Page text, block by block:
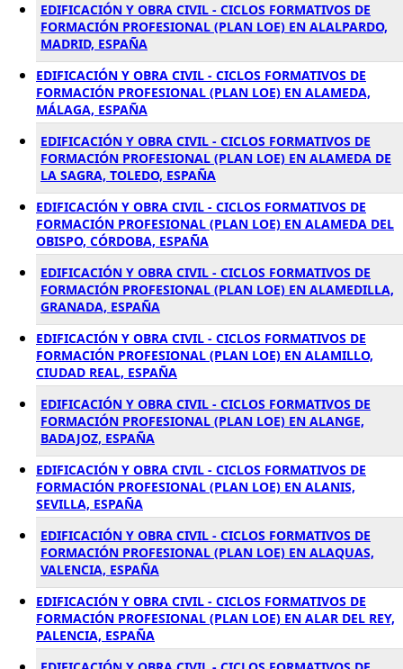
EDIFICACIÓN Y OBRA CIVIL - CICLOS FORMATIVOS DE
FORMACIÓN PROFESIONAL (PLAN LOE) EN ALALPARDO,
MADRID, ESPAÑA
EDIFICACIÓN Y OBRA CIVIL - CICLOS FORMATIVOS DE
FORMACIÓN PROFESIONAL (PLAN LOE) EN ALAMEDA,
MÁLAGA, ESPAÑA
EDIFICACIÓN Y OBRA CIVIL - CICLOS FORMATIVOS DE
FORMACIÓN PROFESIONAL (PLAN LOE) EN ALAMEDA DE
LA SAGRA, TOLEDO, ESPAÑA
EDIFICACIÓN Y OBRA CIVIL - CICLOS FORMATIVOS DE
FORMACIÓN PROFESIONAL (PLAN LOE) EN ALAMEDA DEL
OBISPO, CÓRDOBA, ESPAÑA
EDIFICACIÓN Y OBRA CIVIL - CICLOS FORMATIVOS DE
FORMACIÓN PROFESIONAL (PLAN LOE) EN ALAMEDILLA,
GRANADA, ESPAÑA
EDIFICACIÓN Y OBRA CIVIL - CICLOS FORMATIVOS DE
FORMACIÓN PROFESIONAL (PLAN LOE) EN ALAMILLO,
CIUDAD REAL, ESPAÑA
EDIFICACIÓN Y OBRA CIVIL - CICLOS FORMATIVOS DE
FORMACIÓN PROFESIONAL (PLAN LOE) EN ALANGE,
BADAJOZ, ESPAÑA
EDIFICACIÓN Y OBRA CIVIL - CICLOS FORMATIVOS DE
FORMACIÓN PROFESIONAL (PLAN LOE) EN ALANIS,
SEVILLA, ESPAÑA
EDIFICACIÓN Y OBRA CIVIL - CICLOS FORMATIVOS DE
FORMACIÓN PROFESIONAL (PLAN LOE) EN ALAQUAS,
VALENCIA, ESPAÑA
EDIFICACIÓN Y OBRA CIVIL - CICLOS FORMATIVOS DE
FORMACIÓN PROFESIONAL (PLAN LOE) EN ALAR DEL REY,
PALENCIA, ESPAÑA